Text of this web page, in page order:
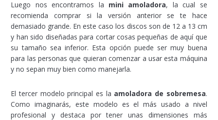
Luego nos encontramos la mini amoladora, la cual se
recomienda comprar si la versión anterior se te hace
demasiado grande. En este caso los discos son de 12 a 13 cm
y han sido diseñadas para cortar cosas pequeñas de aquí que
su tamaño sea inferior. Esta opción puede ser muy buena
para las personas que quieran comenzar a usar esta máquina
y no sepan muy bien como manejarla.
El tercer modelo principal es la amoladora de sobremesa.
Como imaginarás, este modelo es el más usado a nivel
profesional y destaca por tener unas dimensiones más